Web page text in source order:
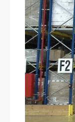
米高平台仓库出
米高标仓库出租原